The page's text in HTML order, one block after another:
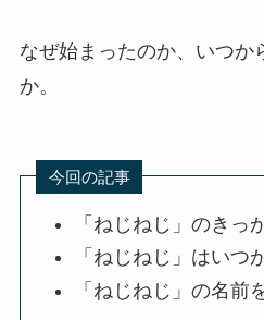
なぜ始まったのか、いつか
か。
今回の記事
「ねじねじ」のきっ
「ねじねじ」はいつ
「ねじねじ」の名前